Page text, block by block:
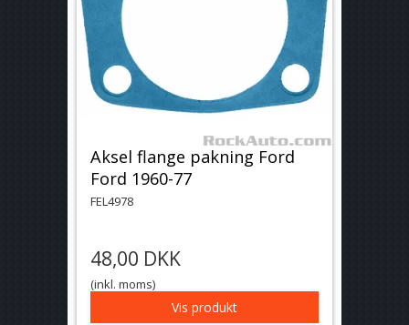
Aksel flange pakning Ford
Ford 1960-77
FEL4978
48,00 DKK
(inkl. moms)
Vis produkt